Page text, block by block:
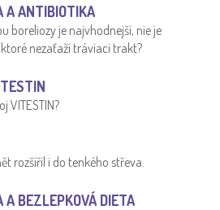
A ANTIBIOTIKA
boreliozy je najvhodnejší, nie je
nezaťaží tráviaci trakt?
VITESTIN?
rozšířil i do tenkého střeva.
A BEZLEPKOVÁ DIETA